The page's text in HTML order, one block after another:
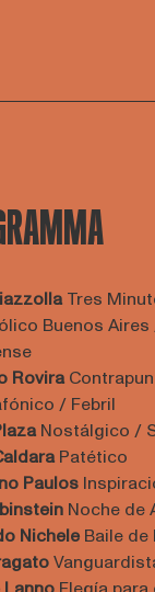
Tres
Buenos
Rovira
/ Febril
Nostálgico /
Patético
Paulos
Noche de
NicheleBaile de